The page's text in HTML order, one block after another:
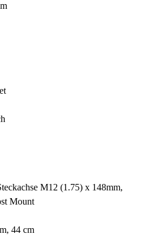
M12 (1.75) x 148mm,
Mount
44 cm